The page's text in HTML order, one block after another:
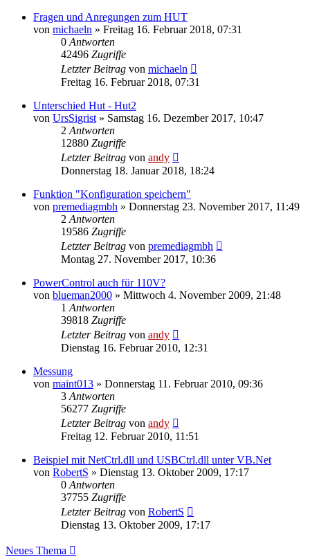
Fragen und Anregungen zum HUT
von michaeln » Freitag 16. Februar 2018, 07:31
0 Antworten
42496 Zugriffe
Letzter Beitrag von michaeln
Freitag 16. Februar 2018, 07:31
Unterschied Hut - Hut2
von UrsSigrist » Samstag 16. Dezember 2017, 10:47
2 Antworten
12880 Zugriffe
Letzter Beitrag von andy
Donnerstag 18. Januar 2018, 18:24
Funktion "Konfiguration speichern"
von premediagmbh » Donnerstag 23. November 2017, 11:49
2 Antworten
19586 Zugriffe
Letzter Beitrag von premediagmbh
Montag 27. November 2017, 10:36
PowerControl auch für 110V?
von blueman2000 » Mittwoch 4. November 2009, 21:48
1 Antworten
39818 Zugriffe
Letzter Beitrag von andy
Dienstag 16. Februar 2010, 12:31
Messung
von maint013 » Donnerstag 11. Februar 2010, 09:36
3 Antworten
56277 Zugriffe
Letzter Beitrag von andy
Freitag 12. Februar 2010, 11:51
Beispiel mit NetCtrl.dll und USBCtrl.dll unter VB.Net
von RobertS » Dienstag 13. Oktober 2009, 17:17
0 Antworten
37755 Zugriffe
Letzter Beitrag von RobertS
Dienstag 13. Oktober 2009, 17:17
Neues Thema